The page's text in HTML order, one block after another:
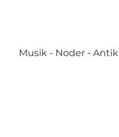
Musik - Noder - Antik